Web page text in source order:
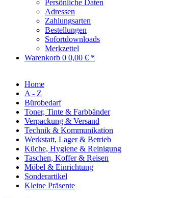
Persönliche Daten
Adressen
Zahlungsarten
Bestellungen
Sofortdownloads
Merkzettel
Warenkorb 0 0,00 € *
Home
A - Z
Bürobedarf
Toner, Tinte & Farbbänder
Verpackung & Versand
Technik & Kommunikation
Werkstatt, Lager & Betrieb
Küche, Hygiene & Reinigung
Taschen, Koffer & Reisen
Möbel & Einrichtung
Sonderartikel
Kleine Präsente